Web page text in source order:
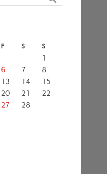
F S S
1
6 7
8
13 14
15
20 21
22
27
28